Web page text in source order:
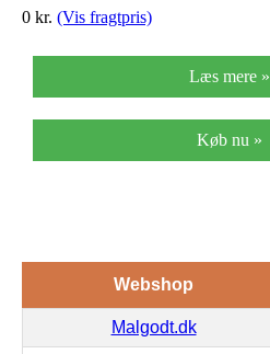
0 kr. (Vis fragtpris)
Læs mere »
Køb nu »
Webshop
Malgodt.dk